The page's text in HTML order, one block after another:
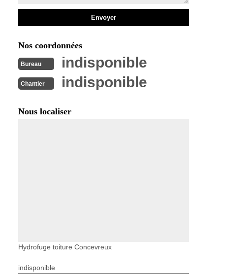
Nos coordonnées
Bureau indisponible
Chantier indisponible
Nous localiser
Hydrofuge toiture Concevreux
indisponible